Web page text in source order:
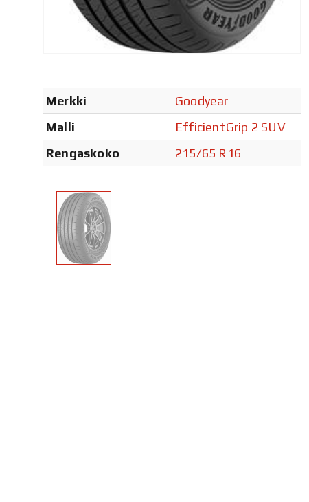
Merkki
Goodyear
Malli
EfficientGrip 2 SUV
Rengaskoko
215/65 R16